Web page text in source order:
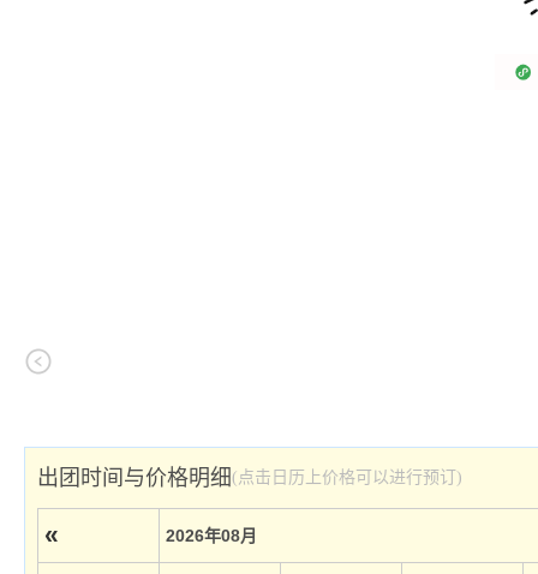
出团时间与价格明细(点击日历上价格可以进行预订)
« 2026年08月